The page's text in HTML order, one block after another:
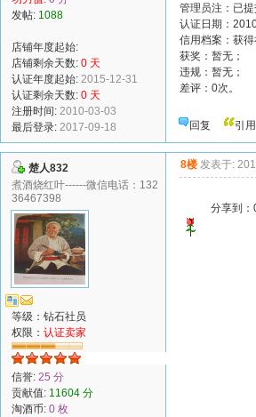
发帖: 1088
店铺年度起始:
店铺剩余天数: 0 天
认证年度起始: 2015-12-31
认证剩余天数: 0 天
注册时间: 2010-03-03
最后登录: 2017-09-18
管理员注：已提
认证日期：
信用档案：获
获奖：暂无；
违规：暂无；
差评：0次。
回复 引用
楚人832
煮酒烧红叶------微信电话：132
36467398
等级：钻石社员
权限： 认证卖家
信誉: 25 分
贡献值: 11604 分
淘酒币: 0 枚
8楼 发表于:
分享到：